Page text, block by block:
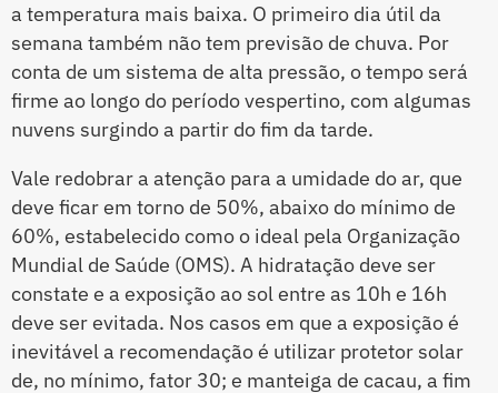
a temperatura mais baixa. O primeiro dia útil da
semana também não tem previsão de chuva. Por
conta de um sistema de alta pressão, o tempo será
firme ao longo do período vespertino, com algumas
nuvens surgindo a partir do fim da tarde.
Vale redobrar a atenção para a umidade do ar, que
deve ficar em torno de 50%, abaixo do mínimo de
60%, estabelecido como o ideal pela Organização
Mundial de Saúde (OMS). A hidratação deve ser
constate e a exposição ao sol entre as 10h e 16h
deve ser evitada. Nos casos em que a exposição é
inevitável a recomendação é utilizar protetor solar
de, no mínimo, fator 30; e manteiga de cacau, a fim